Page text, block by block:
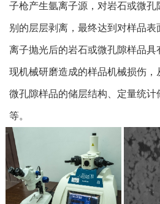
子枪产生氩离子源，对岩石或微
别的层层剥离，最终达到对样品
离子抛光后的岩石或微孔隙样品具
现机械研磨造成的样品机械损伤
微孔隙样品的储层结构、定量统
等。